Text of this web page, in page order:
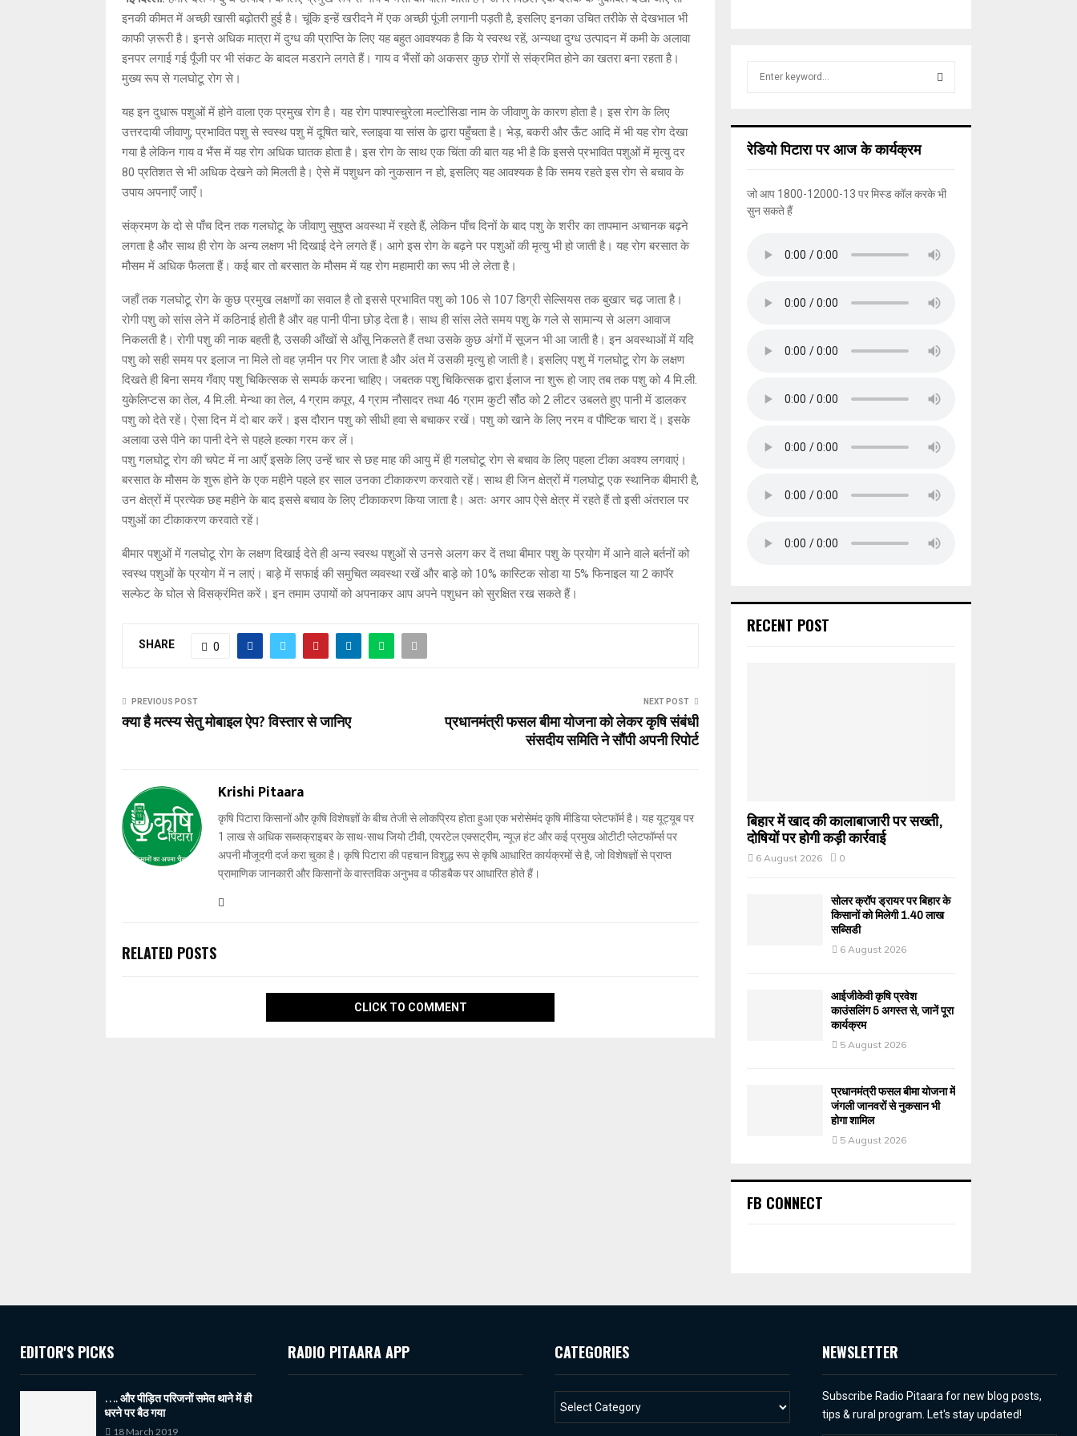
इनकी कीमत में अच्छी खासी बढ़ोतरी हुई है। चूंकि इन्हें खरीदने में एक अच्छी पूंजी लगानी पड़ती है, इसलिए इनका उचित तरीके से देखभाल भी
काफी ज़रूरी है। इनसे अधिक मात्रा में दुग्ध की प्राप्ति के लिए यह बहुत आवश्यक है कि ये स्वस्थ रहें, अन्यथा दुग्ध उत्पादन में कमी के अलावा
इनपर लगाई गई पूँजी पर भी संकट के बादल मडराने लगते हैं। गाय व भैंसों को अकसर कुछ रोगों से संक्रमित होने का खतरा बना रहता है।
मुख्य रूप से गलघोटू रोग से।
यह इन दुधारू पशुओं में होने वाला एक प्रमुख रोग है। यह रोग पाश्पास्चुरेला मल्टोसिडा नाम के जीवाणु के कारण होता है। इस रोग के लिए
उत्तरदायी जीवाणु; प्रभावित पशु से स्वस्थ पशु में दूषित चारे, स्लाइवा या सांस के द्वारा पहुँचता है। भेड़, बकरी और ऊँट आदि में भी यह रोग देखा
गया है लेकिन गाय व भैंस में यह रोग अधिक घातक होता है। इस रोग के साथ एक चिंता की बात यह भी है कि इससे प्रभावित पशुओं में मृत्यु दर
80 प्रतिशत से भी अधिक देखने को मिलती है। ऐसे में पशुधन को नुकसान न हो, इसलिए यह आवश्यक है कि समय रहते इस रोग से बचाव के
उपाय अपनाएँ जाएँ।
संक्रमण के दो से पाँच दिन तक गलघोटू के जीवाणु सुषुप्त अवस्था में रहते हैं, लेकिन पाँच दिनों के बाद पशु के शरीर का तापमान अचानक बढ़ने
लगता है और साथ ही रोग के अन्य लक्षण भी दिखाई देने लगते हैं। आगे इस रोग के बढ़ने पर पशुओं की मृत्यु भी हो जाती है। यह रोग बरसात के
मौसम में अधिक फैलता हैं। कई बार तो बरसात के मौसम में यह रोग महामारी का रूप भी ले लेता है।
जहाँ तक गलघोटू रोग के कुछ प्रमुख लक्षणों का सवाल है तो इससे प्रभावित पशु को 106 से 107 डिग्री सेल्सियस तक बुखार चढ़ जाता है।
रोगी पशु को सांस लेने में कठिनाई होती है और वह पानी पीना छोड़ देता है। साथ ही सांस लेते समय पशु के गले से सामान्य से अलग आवाज
निकलती है। रोगी पशु की नाक बहती है, उसकी आँखों से आँसू निकलते हैं तथा उसके कुछ अंगों में सूजन भी आ जाती है। इन अवस्थाओं में यदि
पशु को सही समय पर इलाज ना मिले तो वह ज़मीन पर गिर जाता है और अंत में उसकी मृत्यु हो जाती है। इसलिए पशु में गलघोटू रोग के लक्षण
दिखते ही बिना समय गँवाए पशु चिकित्सक से सम्पर्क करना चाहिए। जबतक पशु चिकित्सक द्वारा ईलाज ना शुरू हो जाए तब तक पशु को 4 मि.ली.
युकेलिप्टस का तेल, 4 मि.ली. मेन्था का तेल, 4 ग्राम कपूर, 4 ग्राम नौसादर तथा 46 ग्राम कुटी सौंठ को 2 लीटर उबलते हुए पानी में डालकर
पशु को देते रहें। ऐसा दिन में दो बार करें। इस दौरान पशु को सीधी हवा से बचाकर रखें। पशु को खाने के लिए नरम व पौष्टिक चारा दें। इसके
अलावा उसे पीने का पानी देने से पहले हल्का गरम कर लें।
पशु गलघोटू रोग की चपेट में ना आएँ इसके लिए उन्हें चार से छह माह की आयु में ही गलघोटू रोग से बचाव के लिए पहला टीका अवश्य लगवाएं।
बरसात के मौसम के शुरू होने के एक महीने पहले हर साल उनका टीकाकरण करवाते रहें। साथ ही जिन क्षेत्रों में गलघोटू एक स्थानिक बीमारी है,
उन क्षेत्रों में प्रत्येक छह महीने के बाद इससे बचाव के लिए टीकाकरण किया जाता है। अतः अगर आप ऐसे क्षेत्र में रहते हैं तो इसी अंतराल पर
पशुओं का टीकाकरण करवाते रहें।
बीमार पशुओं में गलघोटू रोग के लक्षण दिखाई देते ही अन्य स्वस्थ पशुओं से उनसे अलग कर दें तथा बीमार पशु के प्रयोग में आने वाले बर्तनों को
स्वस्थ पशुओं के प्रयोग में न लाएं। बाड़े में सफाई की समुचित व्यवस्था रखें और बाड़े को 10% कास्टिक सोडा या 5% फिनाइल या 2 कापॅर
सल्फेट के घोल से विसक्रंमित करें। इन तमाम उपायों को अपनाकर आप अपने पशुधन को सुरक्षित रख सकते हैं।
SHARE 0
PREVIOUS POST
क्या है मत्स्य सेतु मोबाइल ऐप? विस्तार से जानिए
NEXT POST
प्रधानमंत्री फसल बीमा योजना को लेकर कृषि संबंधी
संसदीय समिति ने सौंपी अपनी रिपोर्ट
Krishi Pitaara
कृषि पिटारा किसानों और कृषि विशेषज्ञों के बीच तेजी से लोकप्रिय होता हुआ एक भरोसेमंद कृषि मीडिया प्लेटफॉर्म है। यह यूट्यूब पर
1 लाख से अधिक सब्सक्राइबर के साथ-साथ जियो टीवी, एयरटेल एक्सट्रीम, न्यूज़ हंट और कई प्रमुख ओटीटी प्लेटफॉर्म्स पर
अपनी मौजूदगी दर्ज करा चुका है। कृषि पिटारा की पहचान विशुद्ध रूप से कृषि आधारित कार्यक्रमों से है, जो विशेषज्ञों से प्राप्त
प्रामाणिक जानकारी और किसानों के वास्तविक अनुभव व फीडबैक पर आधारित होते हैं।
RELATED POSTS
CLICK TO COMMENT
h
रेडियो पिटारा पर आज के कार्यक्रम
जो आप 1800-12000-13 पर मिस्ड कॉल करके भी
सुन सकते हैं
RECENT POST
बिहार में खाद की कालाबाजारी पर सख्ती,
दोषियों पर होगी कड़ी कार्रवाई
6 August 2026 0
सोलर क्रॉप ड्रायर पर बिहार के
किसानों को मिलेगी 1.40 लाख
सब्सिडी
6 August 2026
आईजीकेवी कृषि प्रवेश
काउंसलिंग 5 अगस्त से, जानें पूरा
कार्यक्रम
5 August 2026
प्रधानमंत्री फसल बीमा योजना में
जंगली जानवरों से नुकसान भी
होगा शामिल
5 August 2026
FB CONNECT
EDITOR'S PICKS
…. और पीड़ित परिजनों समेत थाने में ही
धरने पर बैठ गया
18 March 2019
RADIO PITAARA APP CATEGORIES NEWSLETTER
Subscribe Radio Pitaara for new blog posts,
tips & rural program. Let's stay updated!